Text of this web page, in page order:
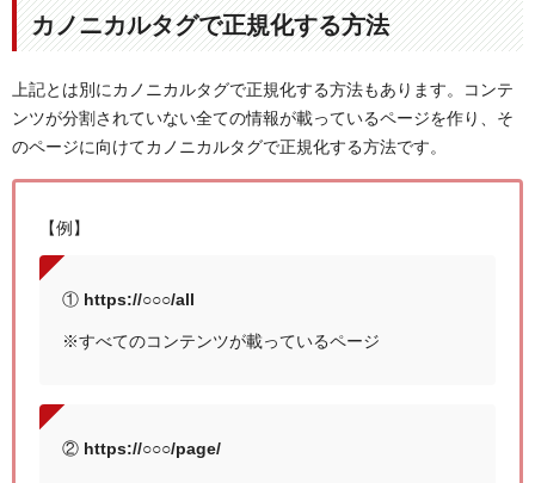
カノニカルタグで正規化する方法
上記とは別にカノニカルタグで正規化する方法もあります。コンテ
ンツが分割されていない全ての情報が載っているページを作り、そ
のページに向けてカノニカルタグで正規化する方法です。
【例】
① https://○○○/all
※すべてのコンテンツが載っているページ
② https://○○○/page/